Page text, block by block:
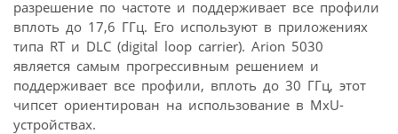
разрешение по частоте и поддерживает все профили
вплоть до 17,6 ГГц. Его используют в приложениях
типа RT и DLC (digital loop carrier). Arion 5030
является самым прогрессивным решением и
поддерживает все профили, вплоть до 30 ГГц, этот
чипсет ориентирован на использование в MxU-
устройствах.